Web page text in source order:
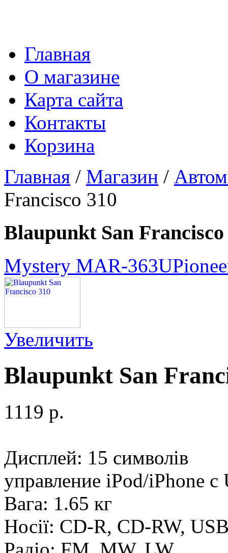
Главная
О магазине
Карта сайта
Контакты
Корзина
Главная / Магазин /
Francisco 310
Blaupunkt San Francisco
Mystery MAR-363U
Увеличить
Blaupunkt San
1119 p.
Дисплей: 15 символів
управление iPod/iPhone с
Вага: 1.65 кг
Носії: CD-R, CD-RW,